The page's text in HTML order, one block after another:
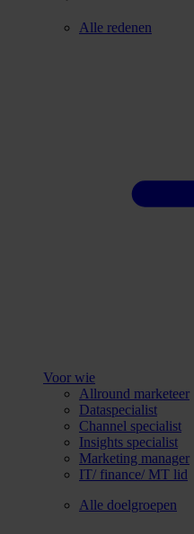
Alle redenen
Voor wie
Allround marketeer
Dataspecialist
Channel specialist
Insights specialist
Marketing manager
IT/ finance/ MT lid
Alle doelgroepen